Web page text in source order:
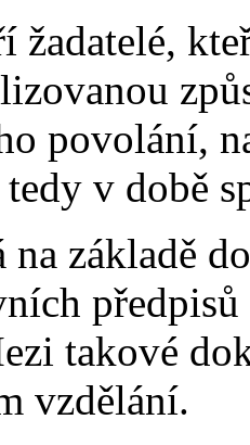
povolání,
v době
na základě
takové
vzdělání.